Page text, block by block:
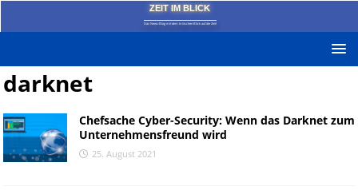
ZEIT IM BLICK
Das News-Blog mit dem kritischen Blick auf die Zeit!
darknet
Chefsache Cyber-Security: Wenn das Darknet zum
Unternehmensfreund wird
25. August 2021